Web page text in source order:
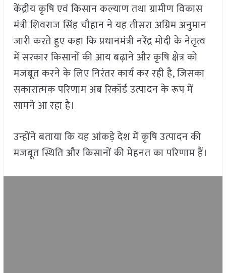
केंद्रीय कृषि एवं किसान कल्याण तथा ग्रामीण विकास
मंत्री शिवराज सिंह चौहान ने यह तीसरा अग्रिम अनुमान
जारी करते हुए कहा कि प्रधानमंत्री नरेंद्र मोदी के नेतृत्व
में सरकार किसानों की आय बढ़ाने और कृषि क्षेत्र को
मजबूत करने के लिए निरंतर कार्य कर रही है, जिसका
सकारात्मक परिणाम अब रिकॉर्ड उत्पादन के रूप में
सामने आ रहा है।
उन्होंने बताया कि यह आंकड़े देश में कृषि उत्पादन की
मजबूत स्थिति और किसानों की मेहनत का परिणाम हैं।